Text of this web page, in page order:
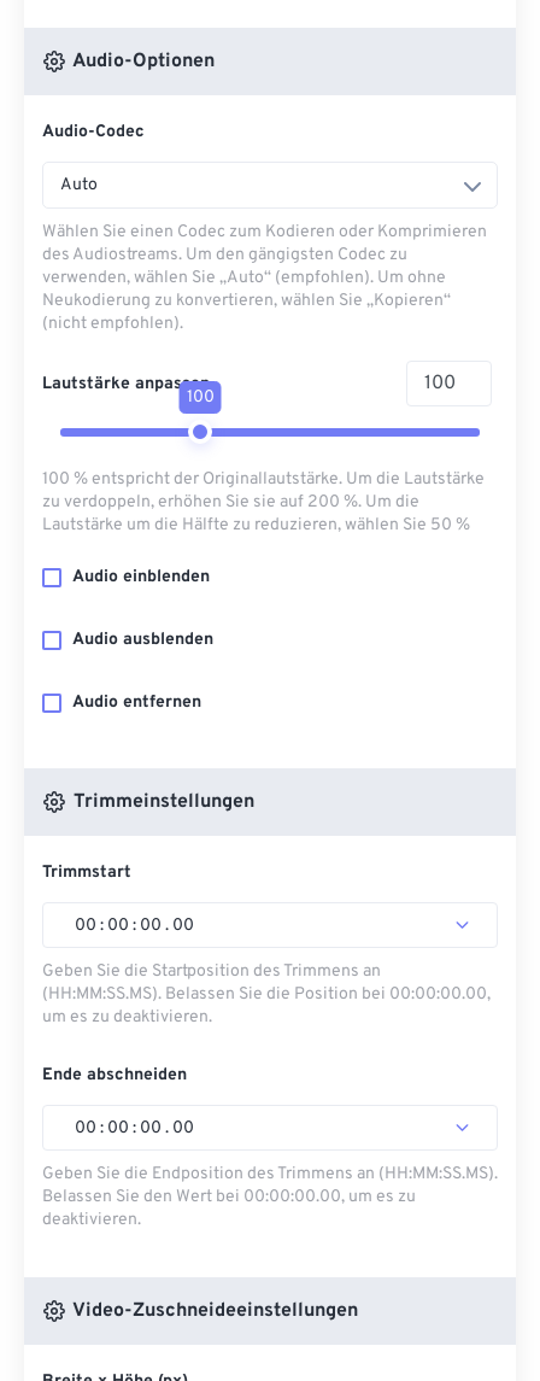
Audio-Optionen
Audio-Codec
Auto
Wählen Sie einen Codec zum Kodieren oder Komprimieren
des Audiostreams. Um den gängigsten Codec zu
verwenden, wählen Sie „Auto“ (empfohlen). Um ohne
Neukodierung zu konvertieren, wählen Sie „Kopieren“
(nicht empfohlen).
Lautstärke anpassen
100
100 % entspricht der Originallautstärke. Um die Lautstärke
zu verdoppeln, erhöhen Sie sie auf 200 %. Um die
Lautstärke um die Hälfte zu reduzieren, wählen Sie 50 %
Audio einblenden
Audio ausblenden
Audio entfernen
Trimmeinstellungen
Trimmstart
00 : 00 : 00 . 00
Geben Sie die Startposition des Trimmens an
(HH:MM:SS.MS). Belassen Sie die Position bei 00:00:00.00,
um es zu deaktivieren.
Ende abschneiden
00 : 00 : 00 . 00
Geben Sie die Endposition des Trimmens an (HH:MM:SS.MS).
Belassen Sie den Wert bei 00:00:00.00, um es zu
deaktivieren.
Video-Zuschneideeinstellungen